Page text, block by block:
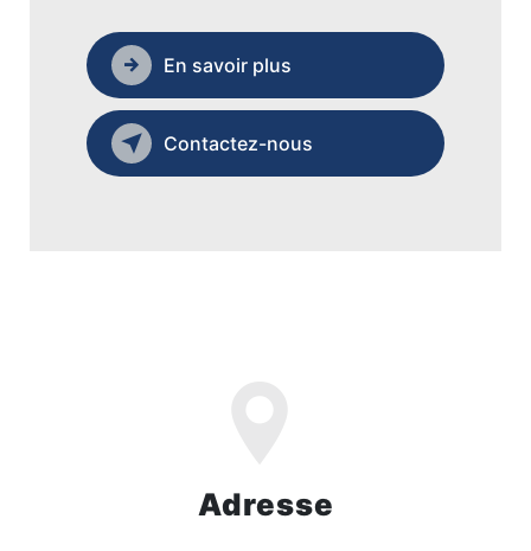
En savoir plus
Contactez-nous
Adresse